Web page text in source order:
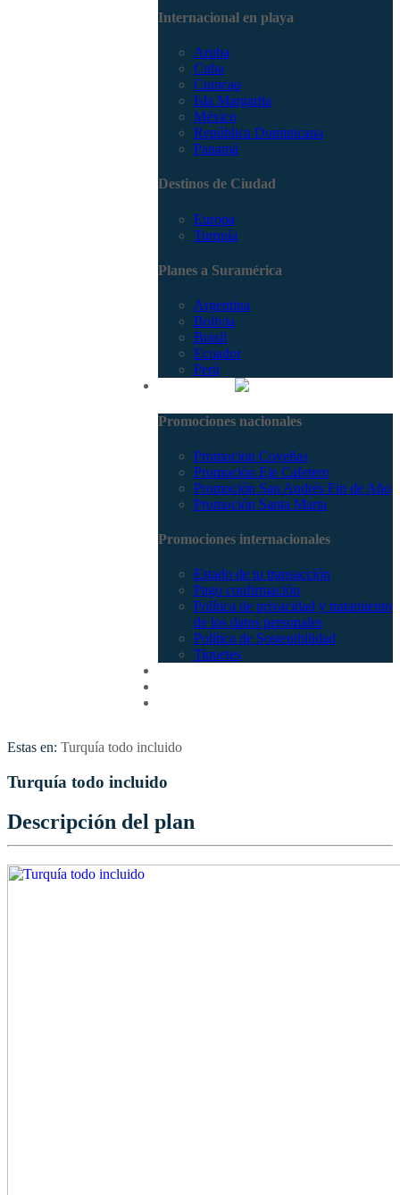
Internacional en playa
Aruba
Cuba
Curacao
Isla Margarita
México
República Dominicana
Panamá
Destinos de Ciudad
Europa
Turquía
Planes a Suramérica
Argentina
Bolivia
Brasil
Ecuador
Perú
Promociones nacionales
Promocion Coveñas
Promoción Eje Cafetero
Promoción San Andrés Fin de Año
Promoción Santa Marta
Promociones internacionales
Estado de tu transacción
Pago confirmación
Política de privacidad y tratamiento
de los datos personales
Política de Sostenibilidad
Tiquetes
Estas en: Turquía todo incluido
Turquía todo incluido
Descripción del plan